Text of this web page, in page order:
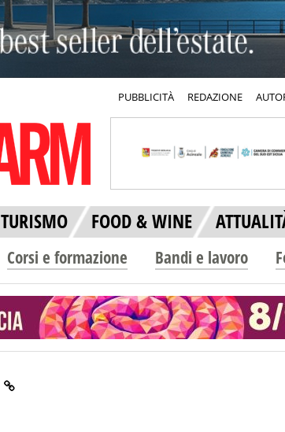
PUBBLICITÀ REDAZIONE
TURISMO FOOD & WINE
Corsi e formazione Bandi e lavoro